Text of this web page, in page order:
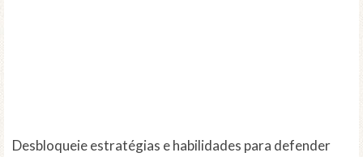
Desbloqueie estratégias e habilidades para defender